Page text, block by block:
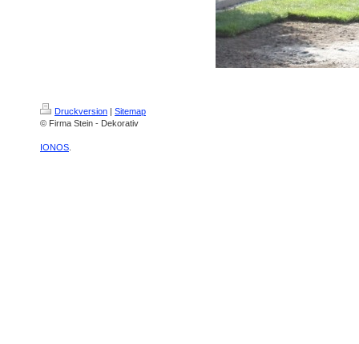
Druckversion | Sitemap
© Firma Stein - Dekorativ
IONOS